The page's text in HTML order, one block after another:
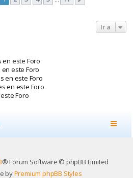
Ir a
este Foro
este Foro
en este Foro
en este Foro
Foro
® Forum Software © phpBB Limited
byPremium phpBB Styles